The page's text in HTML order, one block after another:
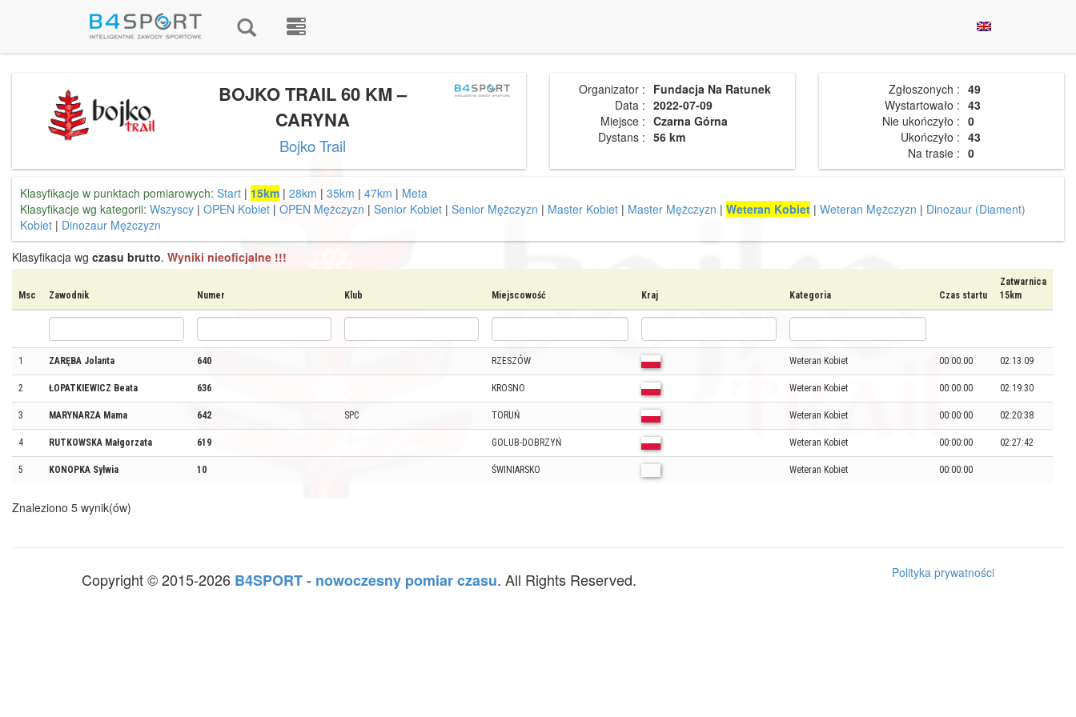
BOJKO TRAIL 60 KM –
CARYNA
Bojko Trail
Organizator : Fundacja Na Ratunek
Data : 2022-07-09
Miejsce : Czarna Górna
Dystans : 56 km
Zgłoszonych : 49
Wystartowało : 43
Nie ukończyło : 0
Ukończyło : 43
Na trasie : 0
Klasyfikacje w punktach pomiarowych: Start | 15km | 28km | 35km | 47km | Meta
Klasyfikacje wg kategorii: Wszyscy | OPEN Kobiet | OPEN Mężczyzn | Senior Kobiet | Senior Mężczyzn | Master Kobiet | Master Mężczyzn | Weteran Kobiet | Weteran Mężczyzn | Dinozaur (Diament)
Kobiet | Dinozaur Mężczyzn
Klasyfikacja wg czasu brutto. Wyniki nieoficjalne !!!
Msc Zawodnik Numer Klub Miejscowość Kraj Kategoria Czas startu
Zatwarnica
15km
1 ZARĘBA Jolanta 640 RZESZÓW Weteran Kobiet 00:00:00 02:13:09
2 ŁOPATKIEWICZ Beata 636 KROSNO Weteran Kobiet 00:00:00 02:19:30
3 MARYNARZA Mama 642 SPC TORUŃ Weteran Kobiet 00:00:00 02:20:38
4 RUTKOWSKA Małgorzata 619 GOLUB-DOBRZYŃ Weteran Kobiet 00:00:00 02:27:42
5 KONOPKA Sylwia 10 ŚWINIARSKO Weteran Kobiet 00:00:00
Znaleziono 5 wynik(ów)
Copyright © 2015-2026 B4SPORT - nowoczesny pomiar czasu. All Rights Reserved. Polityka prywatności